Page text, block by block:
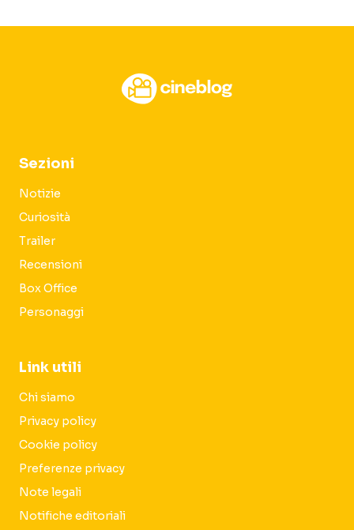
Sezioni
Notizie
Curiosità
Trailer
Recensioni
Box Office
Personaggi
Link utili
Chi siamo
Privacy policy
Cookie policy
Preferenze privacy
Note legali
Notifiche editoriali